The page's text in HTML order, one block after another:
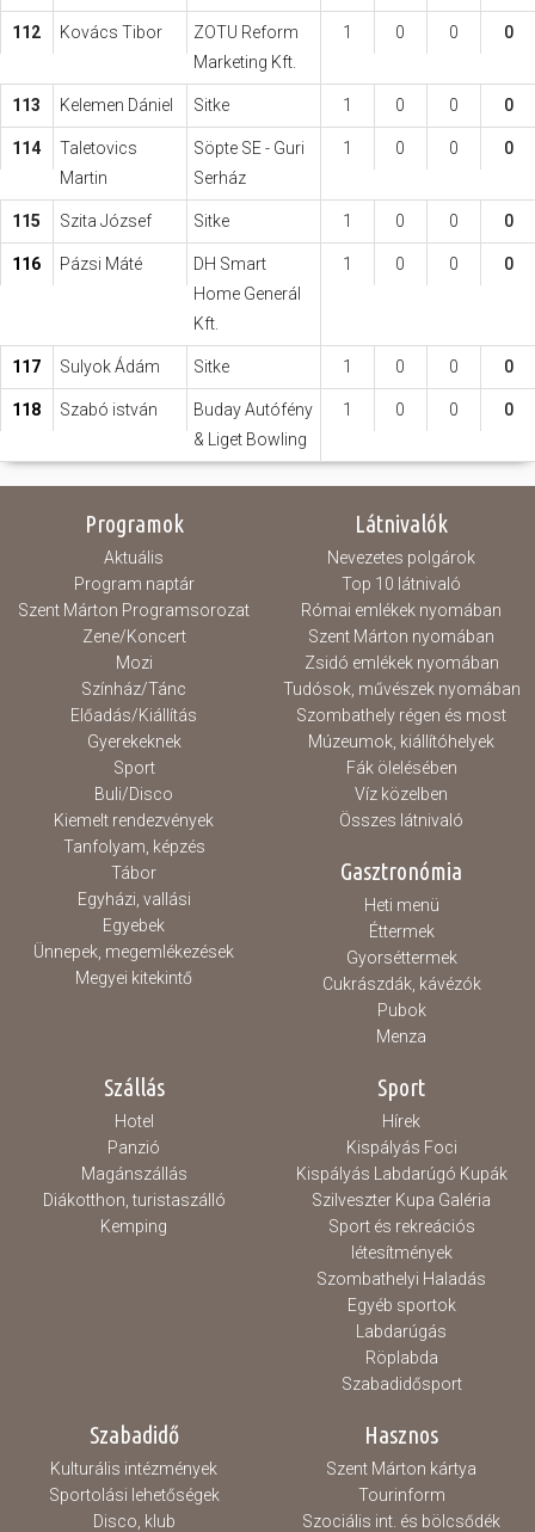
112 Kovács Tibor
ZOTU Reform
Marketing Kft.
1 0 0 0
113 Kelemen Dániel Sitke 1 0 0 0
114
Taletovics
Martin
Söpte SE - Guri
Serház
1 0 0 0
115 Szita József Sitke 1 0 0 0
116 Pázsi Máté
DH Smart
Home Generál
Kft.
1 0 0 0
117 Sulyok Ádám Sitke 1 0 0 0
118 Szabó istván
Buday Autófény
& Liget Bowling
1 0 0 0
Programok
Aktuális
Program naptár
Szent Márton Programsorozat
Zene/Koncert
Mozi
Színház/Tánc
Előadás/Kiállítás
Gyerekeknek
Sport
Buli/Disco
Kiemelt rendezvények
Tanfolyam, képzés
Tábor
Egyházi, vallási
Egyebek
Ünnepek, megemlékezések
Megyei kitekintő
Látnivalók
Nevezetes polgárok
Top 10 látnivaló
Római emlékek nyomában
Szent Márton nyomában
Zsidó emlékek nyomában
Tudósok, művészek nyomában
Szombathely régen és most
Múzeumok, kiállítóhelyek
Fák ölelésében
Víz közelben
Összes látnivaló
Gasztronómia
Heti menü
Éttermek
Gyorséttermek
Cukrászdák, kávézók
Pubok
Menza
Szállás
Hotel
Panzió
Magánszállás
Diákotthon, turistaszálló
Kemping
Sport
Hírek
Kispályás Foci
Kispályás Labdarúgó Kupák
Szilveszter Kupa Galéria
Sport és rekreációs
létesítmények
Szombathelyi Haladás
Egyéb sportok
Labdarúgás
Röplabda
Szabadidősport
Szabadidő
Kulturális intézmények
Sportolási lehetőségek
Disco, klub
Hasznos
Szent Márton kártya
Tourinform
Szociális int. és bölcsődék